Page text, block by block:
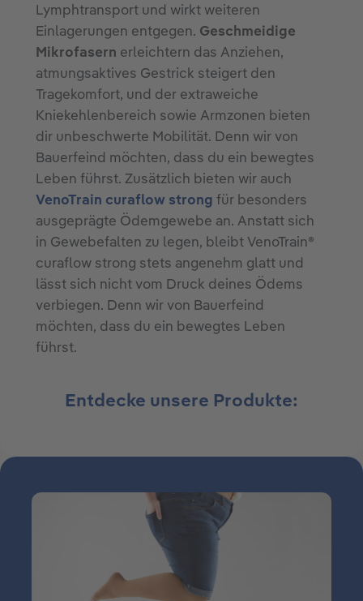
Lymphtransport und wirkt weiteren
Einlagerungen entgegen. Geschmeidige
Mikrofasern erleichtern das Anziehen,
atmungsaktives Gestrick steigert den
Tragekomfort, und der extraweiche
Kniekehlenbereich sowie Armzonen bieten
dir unbeschwerte Mobilität. Denn wir von
Bauerfeind möchten, dass du ein bewegtes
Leben führst. Zusätzlich bieten wir auch
VenoTrain curaflow strong für besonders
ausgeprägte Ödemgewebe an. Anstatt sich
in Gewebefalten zu legen, bleibt VenoTrain®
curaflow strong stets angenehm glatt und
lässt sich nicht vom Druck deines Ödems
verbiegen. Denn wir von Bauerfeind
möchten, dass du ein bewegtes Leben
führst.
Entdecke unsere Produkte: